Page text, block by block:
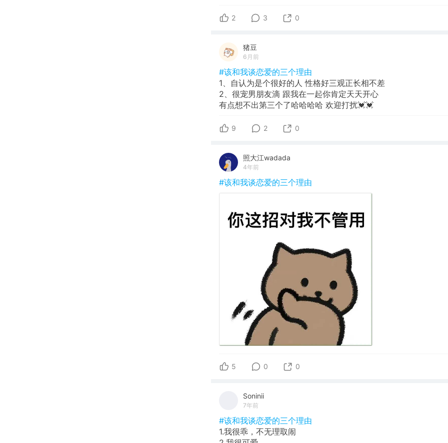
2 3 0
猪豆
6月前
#该和我谈恋爱的三个理由
1、自认为是个很好的人 性格好三观正长相不差
2、很宠男朋友滴 跟我在一起你肯定天天开心
有点想不出第三个了哈哈哈哈 欢迎打扰💓💓
9 2 0
照大江wadada
4年前
#该和我谈恋爱的三个理由
5 0 0
Soninii
7年前
#该和我谈恋爱的三个理由
1.我很乖，不无理取闹